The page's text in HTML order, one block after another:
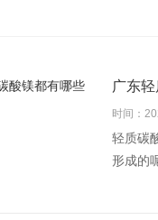
广东
时间：
轻质碳
形成的